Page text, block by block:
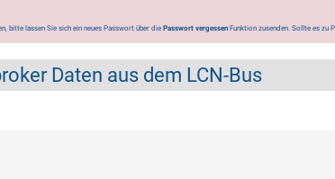
bitte lassen Sie sich ein neues Passwort über die Passwort vergessen Funktion zusenden. Sollte es zu
Daten aus dem LCN-Bus